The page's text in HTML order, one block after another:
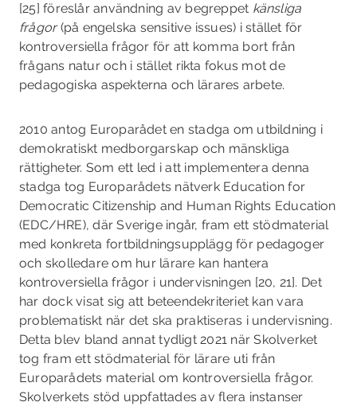
[25] föreslår användning av begreppet känsliga
frågor(på engelska sensitive issues) i stället för
kontroversiella frågor för att komma bort från
frågans natur och i stället rikta fokus mot de
pedagogiska aspekterna och lärares arbete.
2010 antog Europarådet en stadga om utbildning i
demokratiskt medborgarskap och mänskliga
rättigheter. Som ett led i att implementera denna
stadga tog Europarådets nätverk Education for
Democratic Citizenship and Human Rights Education
(EDC/HRE), där Sverige ingår, fram ett stödmaterial
med konkreta fortbildningsupplägg för pedagoger
och skolledare om hur lärare kan hantera
kontroversiella frågor i undervisningen [20, 21]. Det
har dock visat sig att beteendekriteriet kan vara
problematiskt när det ska praktiseras i undervisning.
Detta blev bland annat tydligt 2021 när Skolverket
tog fram ett stödmaterial för lärare uti­ från
Europarådets material om kontroversiella frågor.
Skolverkets stöd uppfattades av flera instanser